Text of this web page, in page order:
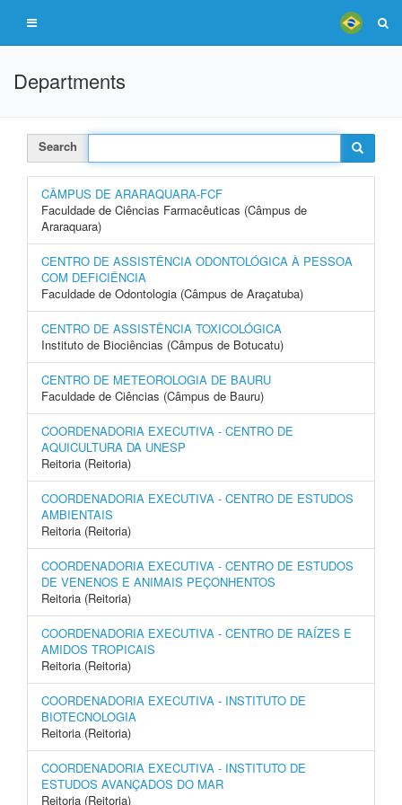
Departments
Search
CÂMPUS DE ARARAQUARA-FCF
Faculdade de Ciências Farmacêuticas (Câmpus de
Araraquara)
CENTRO DE ASSISTÊNCIA ODONTOLÓGICA À PESSOA
COM DEFICIÊNCIA
Faculdade de Odontologia (Câmpus de Araçatuba)
CENTRO DE ASSISTÊNCIA TOXICOLÓGICA
Instituto de Biociências (Câmpus de Botucatu)
CENTRO DE METEOROLOGIA DE BAURU
Faculdade de Ciências (Câmpus de Bauru)
COORDENADORIA EXECUTIVA - CENTRO DE
AQUICULTURA DA UNESP
Reitoria (Reitoria)
COORDENADORIA EXECUTIVA - CENTRO DE ESTUDOS
AMBIENTAIS
Reitoria (Reitoria)
COORDENADORIA EXECUTIVA - CENTRO DE ESTUDOS
DE VENENOS E ANIMAIS PEÇONHENTOS
Reitoria (Reitoria)
COORDENADORIA EXECUTIVA - CENTRO DE RAÍZES E
AMIDOS TROPICAIS
Reitoria (Reitoria)
COORDENADORIA EXECUTIVA - INSTITUTO DE
BIOTECNOLOGIA
Reitoria (Reitoria)
COORDENADORIA EXECUTIVA - INSTITUTO DE
ESTUDOS AVANÇADOS DO MAR
Reitoria (Reitoria)